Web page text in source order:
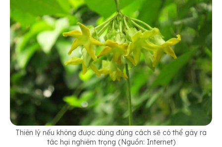
Thiên lý nếu không được dùng đúng cách sẽ có thể gây ra
tác hại nghiêm trọng (Nguồn: Internet)